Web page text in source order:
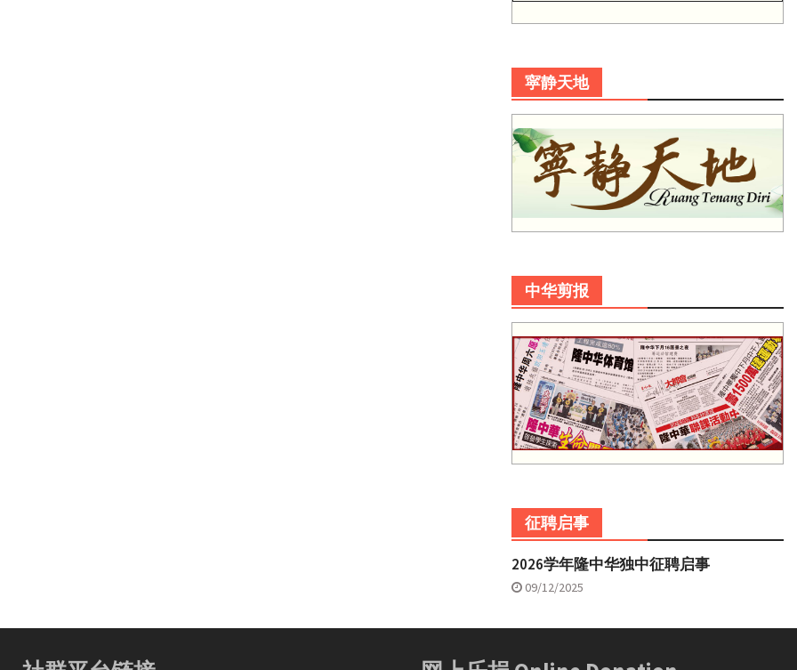
寜静天地
中华剪报
征聘启事
2026学年隆中华独中征聘启事
09/12/2025